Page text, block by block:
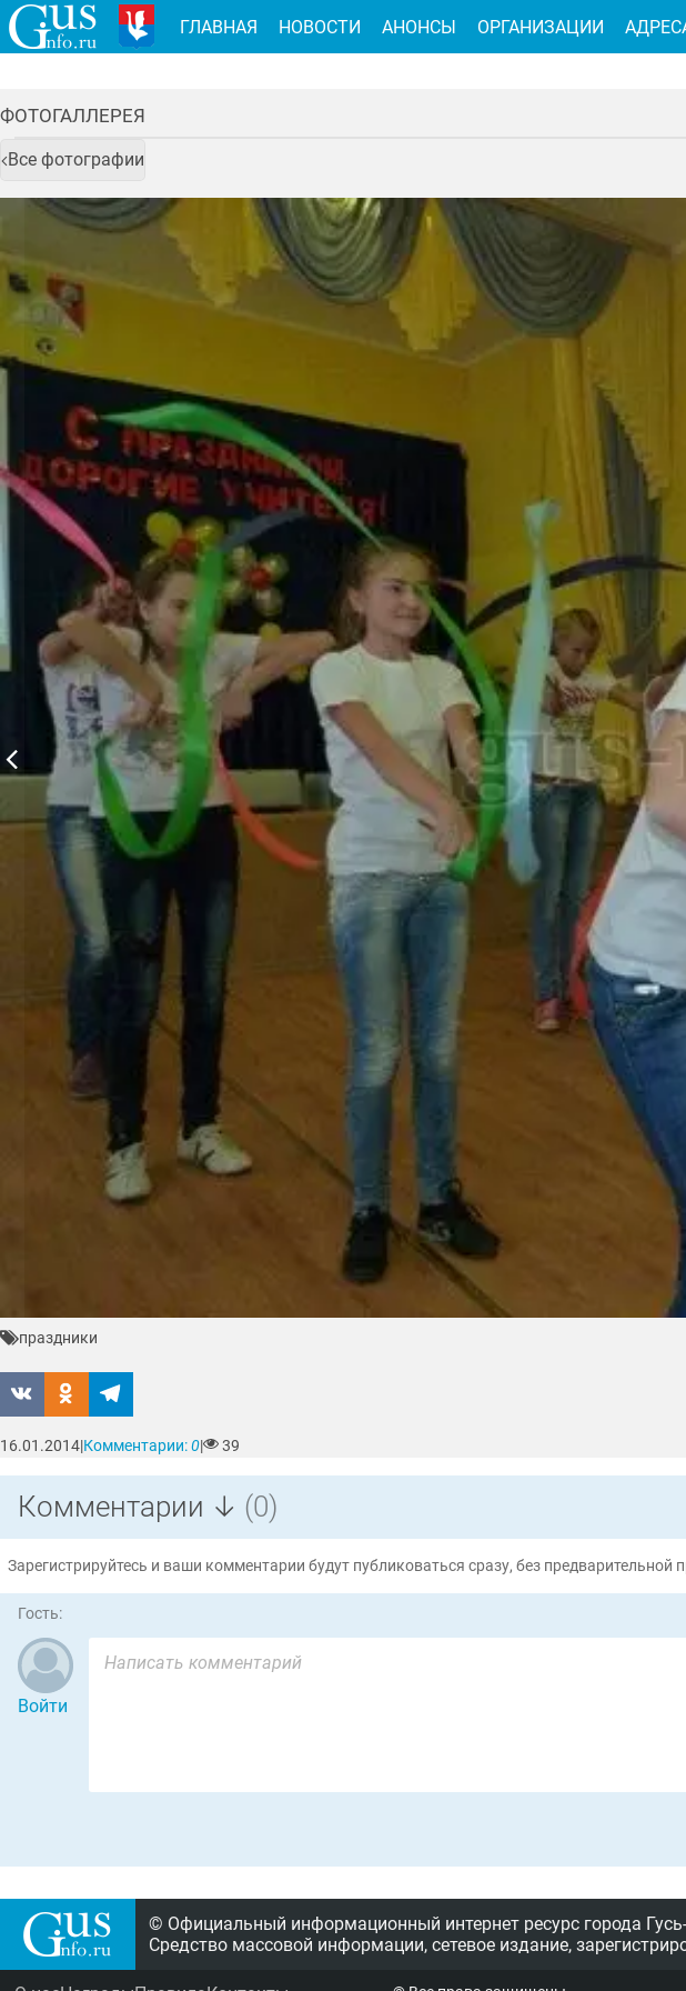
ФОТОГАЛЛЕРЕЯ
Все фотографии
праздники
16.01.2014|Комментарии:0| 39
Комментарии ↓ (0)
Зарегистрируйтесь и ваши комментарии будут публиковаться сразу, без предварительной
Гость:
Войти
ГЛАВНАЯ НОВОСТИ АНОНСЫ ОРГАНИЗАЦИИ
© Официальный информационный интернет ресурс города
Средство массовой информации, сетевое издание,